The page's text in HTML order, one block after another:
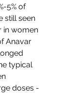
5% of
still seen
in women
Anavar
typical
doses -